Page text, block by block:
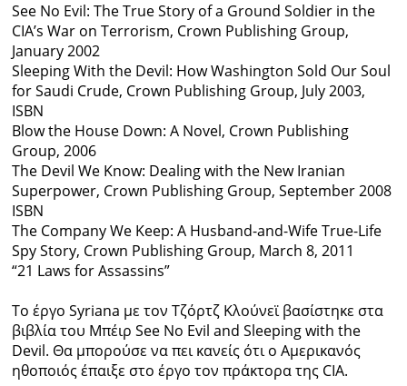
See No Evil: The True Story of a Ground Soldier in the
CIA’s War on Terrorism, Crown Publishing Group,
January 2002
Sleeping With the Devil: How Washington Sold Our Soul
for Saudi Crude, Crown Publishing Group, July 2003,
ISBN
Blow the House Down: A Novel, Crown Publishing
Group, 2006
The Devil We Know: Dealing with the New Iranian
Superpower, Crown Publishing Group, September 2008
ISBN
The Company We Keep: A Husband-and-Wife True-Life
Spy Story, Crown Publishing Group, March 8, 2011
“21 Laws for Assassins”
Το έργο Syriana με τον Τζόρτζ Κλούνεϊ βασίστηκε στα
βιβλία του Μπέιρ See No Evil and Sleeping with the
Devil. Θα μπορούσε να πει κανείς ότι ο Αμερικανός
ηθοποιός έπαιξε στο έργο τον πράκτορα της CIA.